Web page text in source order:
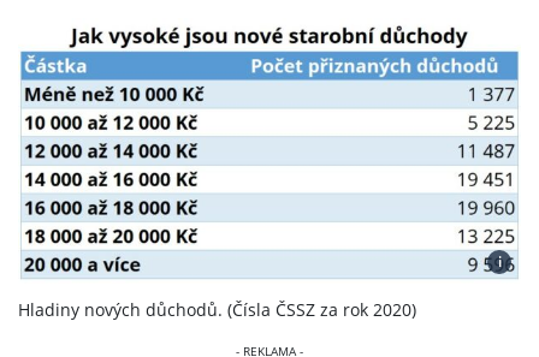
i
Hladiny nových důchodů. (Čísla ČSSZ za rok 2020)